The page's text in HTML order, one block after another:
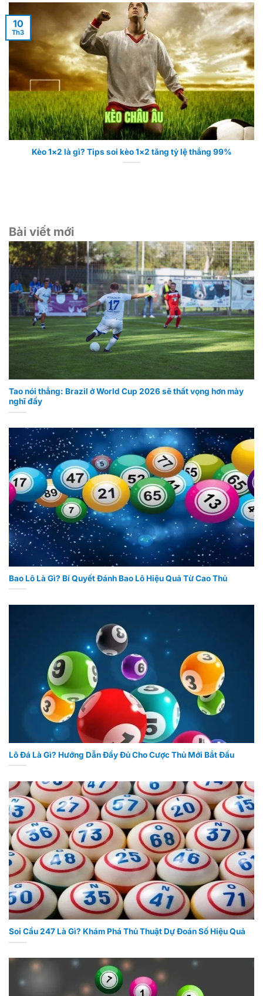
Kèo 1×2 là gì? Tips soi kèo 1×2 tăng tỷ lệ thắng 99%
10
Th3
Bài viết mới
Tao nói thẳng: Brazil ở World Cup 2026 sẽ thất vọng hơn mày
nghĩ đấy
Bao Lô Là Gì? Bí Quyết Đánh Bao Lô Hiệu Quả Từ Cao Thủ
Lô Đá Là Gì? Hướng Dẫn Đầy Đủ Cho Cược Thủ Mới Bắt Đầu
Soi Cầu 247 Là Gì? Khám Phá Thủ Thuật Dự Đoán Số Hiệu Quả